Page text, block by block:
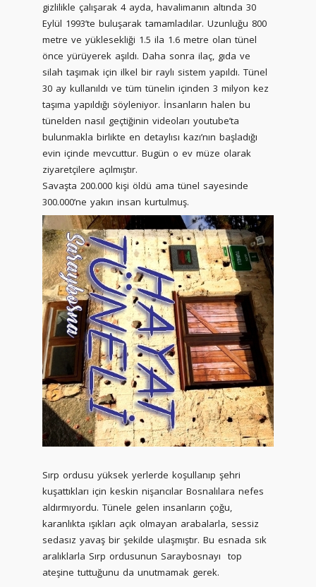
gizlilikle çalışarak 4 ayda, havalimanın altında 30
Eylül 1993’te buluşarak tamamladılar. Uzunluğu 800
metre ve yüklesekliği 1.5 ila 1.6 metre olan tünel
önce yürüyerek aşıldı. Daha sonra ilaç, gıda ve
silah taşımak için ilkel bir raylı sistem yapıldı. Tünel
30 ay kullanıldı ve tüm tünelin içinden 3 milyon kez
taşıma yapıldığı söyleniyor. İnsanların halen bu
tünelden nasıl geçtiğinin videoları youtube’ta
bulunmakla birlikte en detaylısı kazı’nın başladığı
evin içinde mevcuttur. Bugün o ev müze olarak
ziyaretçilere açılmıştır.
Savaşta 200.000 kişi öldü ama tünel sayesinde
300.000’ne yakın insan kurtulmuş.
Sırp ordusu yüksek yerlerde koşullanıp şehri
kuşattıkları için keskin nişancılar Bosnalılara nefes
aldırmıyordu. Tünele gelen insanların çoğu,
karanlıkta ışıkları açık olmayan arabalarla, sessiz
sedasız yavaş bir şekilde ulaşmıştır. Bu esnada sık
aralıklarla Sırp ordusunun Saraybosnayı top
ateşine tuttuğunu da unutmamak gerek.